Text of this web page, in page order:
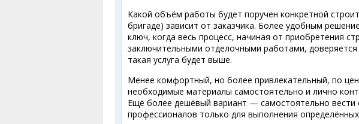
Какой объём работы будет поручен конкретной
бригаде) зависит от заказчика. Более удобным
ключ, когда весь процесс, начиная от приобретения
заключительными отделочными работами,
такая услуга будет выше.
Менее комфортный, но более привлекательный, по
необходимые материалы самостоятельно и лично
Ещё более дешёвый вариант — самостоятельно вести
профессионалов только для выполнения